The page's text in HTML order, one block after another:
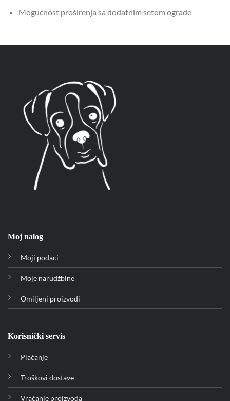
Mogućnost proširenja sa dodatnim setom ograde
Moj nalog
Moji podaci
Moje narudžbine
Omiljeni proizvodi
Korisnički servis
Plaćanje
Troškovi dostave
Vraćanje proizvoda